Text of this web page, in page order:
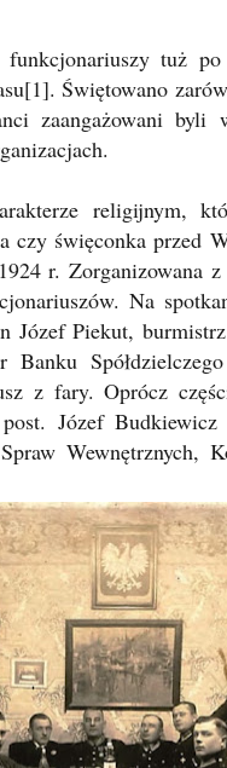
tuż po
Świętowano
zaangażowani byli
religijnym,
czy święconka przed
r. Zorganizowana
Na
Józef Piekut,
Banku
z fary. Oprócz
Józef
Wewnętrznych,